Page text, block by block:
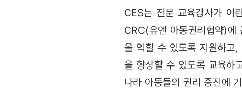
CES는 전문 교육강사가 어
CRC(유엔 아동권리협약)에
을 익힐 수 있도록 지원하고
을 향상할 수 있도록 교육하
나라 아동들의 권리 증진에